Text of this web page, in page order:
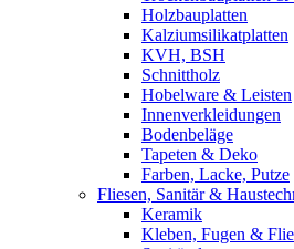
Holzbauplatten
Kalziumsilikatplatten
KVH, BSH
Schnittholz
Hobelware & Leisten
Innenverkleidungen
Bodenbeläge
Tapeten & Deko
Farben, Lacke, Putze
Fliesen, Sanitär &
Keramik
Kleben, Fugen &